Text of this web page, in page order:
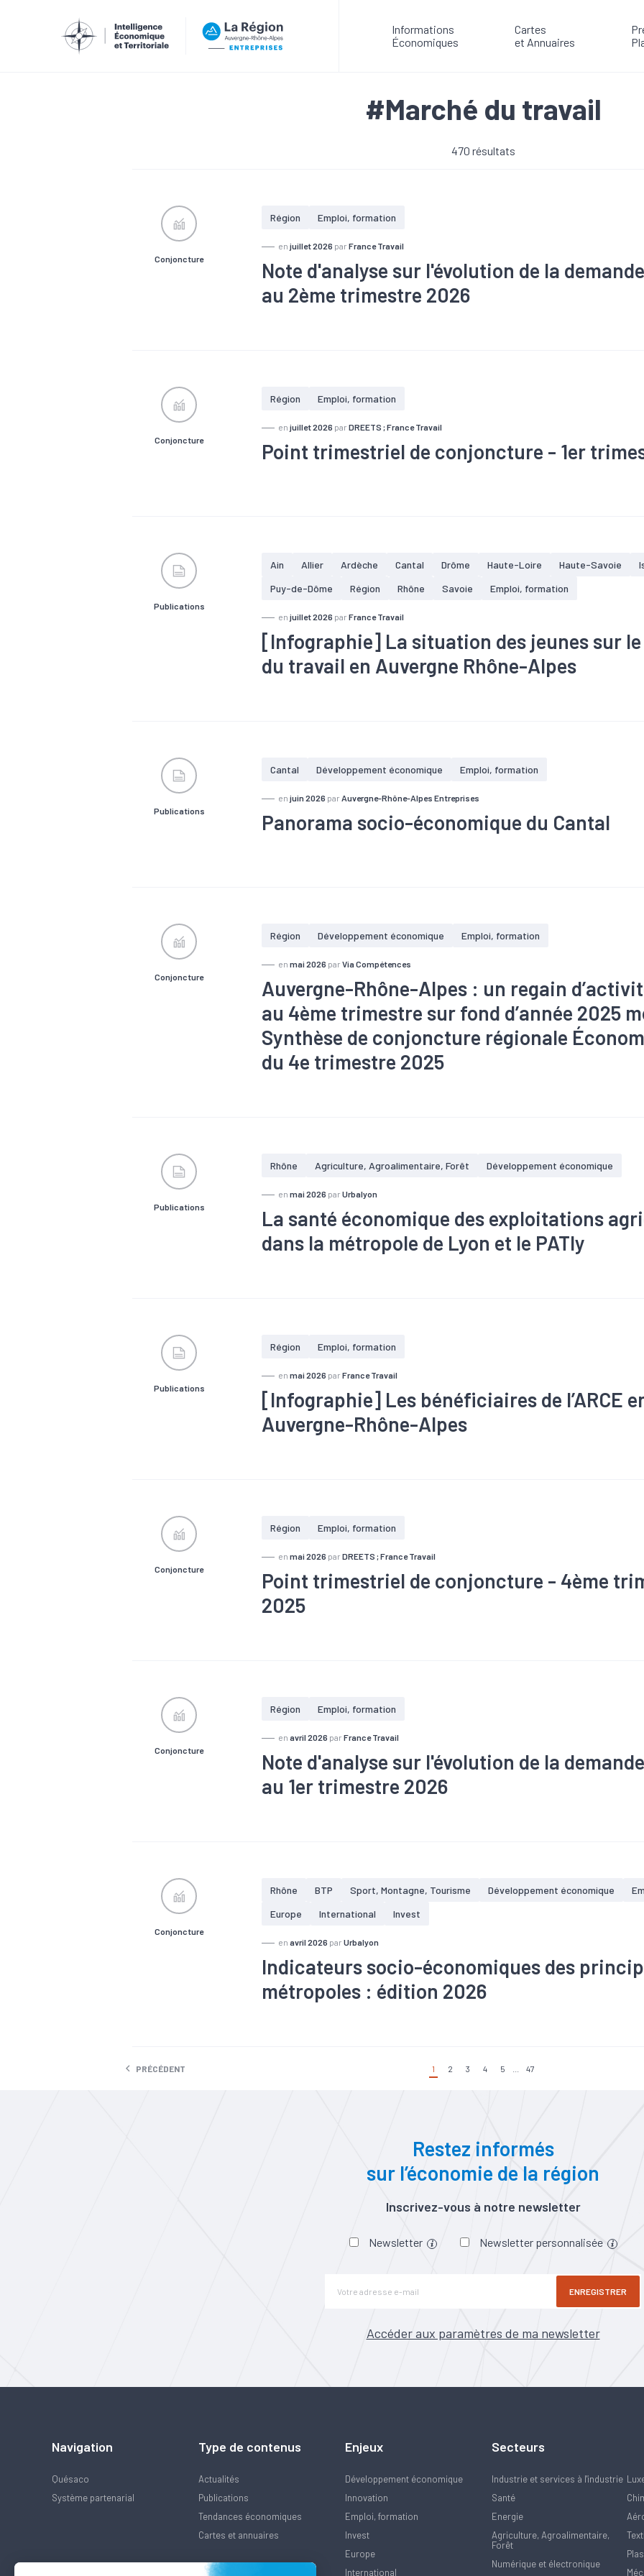
Informations
Économiques
Cartes
et Annuaires
#Marché du travail
470 résultats
Conjoncture
Région Emploi, formation
en juillet 2026 par France Travail
Note d'analyse sur l'évolution de la
au 2ème trimestre 2026
Conjoncture
Région Emploi, formation
en juillet 2026 par DREETS ; France Travail
Point trimestriel de conjoncture - 1er
Publications
Ain Allier Ardèche Cantal Drôme Haute-Loire Haute-Savoie
Puy-de-Dôme
Région Rhône Savoie Emploi, formation
en juillet 2026 par France Travail
[Infographie] La situation des jeunes sur
du travail en Auvergne Rhône-Alpes
Publications
Cantal Développement économique Emploi, formation
en juin 2026 par Auvergne-Rhône-Alpes Entreprises
Panorama socio-économique du Cantal
Conjoncture
Région Développement économique Emploi, formation
en mai 2026 par Via Compétences
Auvergne-Rhône-Alpes : un regain
au 4ème trimestre sur fond d’année 2025
Synthèse de conjoncture régionale
du 4e trimestre 2025
Publications
Rhône Agriculture, Agroalimentaire, Forêt Développement économique
en mai 2026 par Urbalyon
La santé économique des exploitations
dans la métropole de Lyon et le PATly
Publications
Région Emploi, formation
en mai 2026 par France Travail
[Infographie] Les bénéficiaires de l’ARCE
Auvergne-Rhône-Alpes
Conjoncture
Région Emploi, formation
en mai 2026 par DREETS ; France Travail
Point trimestriel de conjoncture - 4ème
2025
Conjoncture
Région Emploi, formation
en avril 2026 par France Travail
Note d'analyse sur l'évolution de la
au 1er trimestre 2026
Conjoncture
Rhône BTP Sport, Montagne, Tourisme Développement économique
Europe
International Invest
en avril 2026 par Urbalyon
Indicateurs socio-économiques des
métropoles : édition 2026
PRÉCÉDENT 1 2 3 4 5 47
Restez informés
sur l’économie de la région
Inscrivez-vous à notre newsletter
Newsletter Newsletter personnalisée
ENREGISTRER
Accéder aux paramètres de ma newsletter
Navigation
Quésaco
Système partenarial
Type de contenus
Actualités
Publications
Tendances économiques
Cartes et annuaires
Enjeux
Développement économique
Innovation
Emploi, formation
Invest
Europe
International
Secteurs
Industrie et services à l'industrie
Santé
Energie
Agriculture, Agroalimentaire,
Forêt
Numérique et électronique